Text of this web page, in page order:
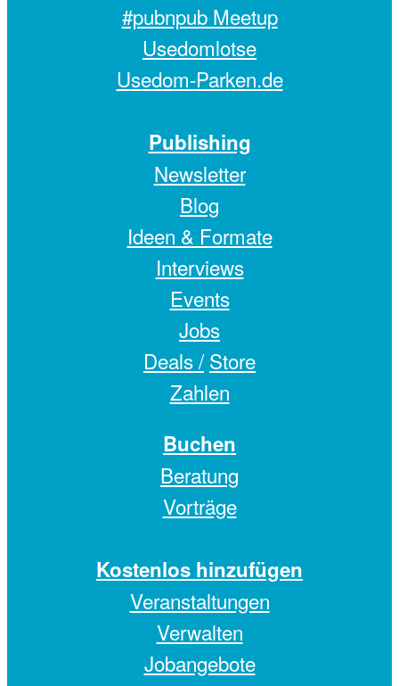
#pubnpub Meetup
Usedomlotse
Usedom-Parken.de
Publishing
Newsletter
Blog
Ideen & Formate
Interviews
Events
Jobs
Deals / Store
Zahlen
Buchen
Beratung
Vorträge
Kostenlos hinzufügen
Veranstaltungen
Verwalten
Jobangebote